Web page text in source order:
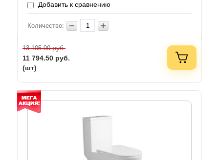
Добавить к сравнению
Количество:
13 105.00руб.
11 794.50 руб.
(шт)